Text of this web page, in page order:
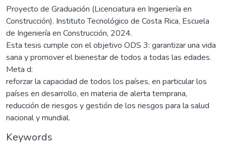
Proyecto de Graduación (Licenciatura en Ingeniería en
Construcción). Instituto Tecnológico de Costa Rica, Escuela
de Ingeniería en Construcción, 2024.
Esta tesis cumple con el objetivo ODS 3: garantizar una vida
sana y promover el bienestar de todos a todas las edades.
Meta d:
reforzar la capacidad de todos los países, en particular los
países en desarrollo, en materia de alerta temprana,
reducción de riesgos y gestión de los riesgos para la salud
nacional y mundial.
Keywords